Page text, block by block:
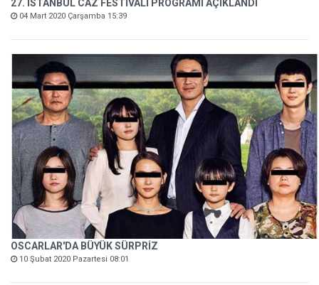
27. İSTANBUL CAZ FESTİVALİ PROGRAMI AÇIKLANDI
04 Mart 2020 Çarşamba 15:39
OSCARLAR'DA BÜYÜK SÜRPRİZ
10 Şubat 2020 Pazartesi 08:01